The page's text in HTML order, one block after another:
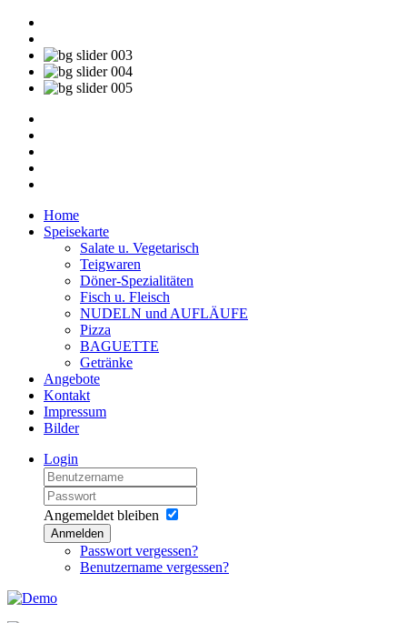
Home
Speisekarte
Salate u. Vegetarisch
Teigwaren
Döner-Spezialitäten
Fisch u. Fleisch
NUDELN und AUFLÄUFE
Pizza
BAGUETTE
Getränke
Angebote
Kontakt
Impressum
Bilder
Login
Angemeldet bleiben
Anmelden
Passwort vergessen?
Benutzername vergessen?